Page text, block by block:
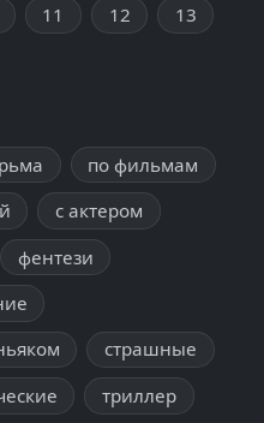
11 12
13
по фильмам
с актером
фентези
страшные
триллер